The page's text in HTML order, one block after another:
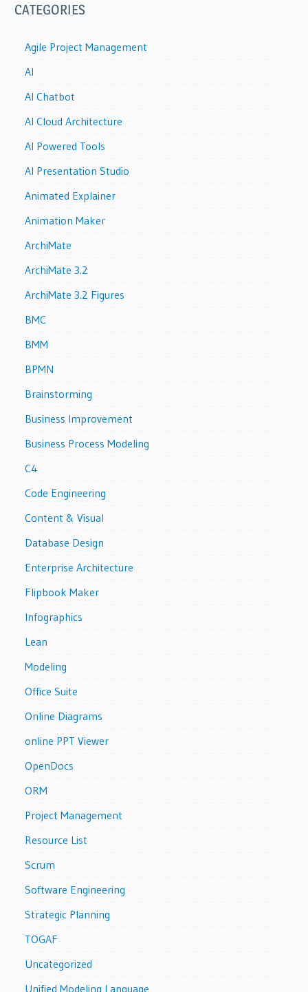
CATEGORIES
Agile Project Management
AI
AI Chatbot
AI Cloud Architecture
AI Powered Tools
AI Presentation Studio
Animated Explainer
Animation Maker
ArchiMate
ArchiMate 3.2
ArchiMate 3.2 Figures
BMC
BMM
BPMN
Brainstorming
Business Improvement
Business Process Modeling
C4
Code Engineering
Content & Visual
Database Design
Enterprise Architecture
Flipbook Maker
Infographics
Lean
Modeling
Office Suite
Online Diagrams
online PPT Viewer
OpenDocs
ORM
Project Management
Resource List
Scrum
Software Engineering
Strategic Planning
TOGAF
Uncategorized
Unified Modeling Language